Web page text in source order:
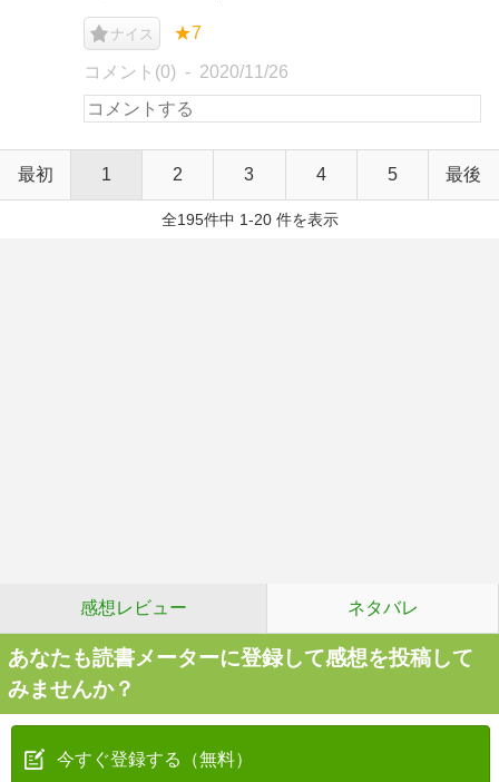
ナイス ★7
コメント(0) 2020/11/26
最初 1 2 3 4 5 最後
全195件中 1-20 件を表示
感想レビュー ネタバレ
あなたも読書メーターに登録して感想を投稿して
みませんか？
今すぐ登録する（無料）